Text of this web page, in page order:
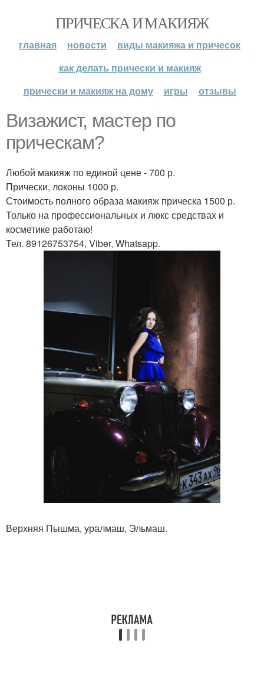
ПРИЧЕСКА И МАКИЯЖ
главная новости
виды макияжа и причесок
как делать прически и макияж
прически и макияж на дому
игры отзывы
Визажист, мастер по
прическам?
Любой макияж по единой цене - 700 р.
Прически, локоны 1000 р.
Стоимость полного образа макияж прическа 1500 р.
Только на профессиональных и люкс средствах и
косметике работаю!
Тел. 89126753754, Viber, Whatsapp.
Верхняя Пышма, уралмаш, Эльмаш.